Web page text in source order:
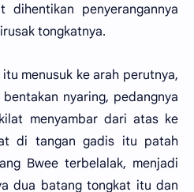
penyerangannya
tongkatnya.
menusuk ke arah perutnya,
nyaring, pedangnya
menyambar dari atas ke
di tangan gadis itu patah
Bwee terbelalak, menjadi
dua batang tongkat itu dan